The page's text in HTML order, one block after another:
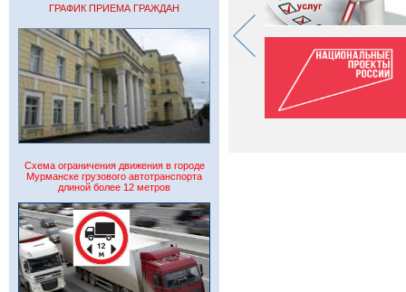
ГРАФИК ПРИЕМА ГРАЖДАН
Схема ограничения движения в городе
Мурманске грузового автотранспорта
длиной более 12 метров